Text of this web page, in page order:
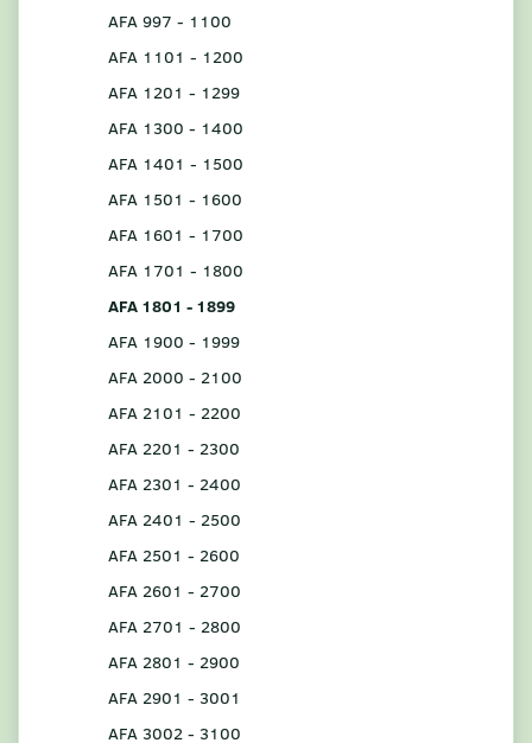
AFA 997 - 1100
AFA 1101 - 1200
AFA 1201 - 1299
AFA 1300 - 1400
AFA 1401 - 1500
AFA 1501 - 1600
AFA 1601 - 1700
AFA 1701 - 1800
AFA 1801 - 1899
AFA 1900 - 1999
AFA 2000 - 2100
AFA 2101 - 2200
AFA 2201 - 2300
AFA 2301 - 2400
AFA 2401 - 2500
AFA 2501 - 2600
AFA 2601 - 2700
AFA 2701 - 2800
AFA 2801 - 2900
AFA 2901 - 3001
AFA 3002 - 3100